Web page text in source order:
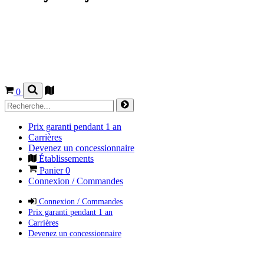
0
Prix garanti pendant 1 an
Carrières
Devenez un concessionnaire
Établissements
Panier0
Connexion / Commandes
Connexion / Commandes
Prix garanti pendant 1 an
Carrières
Devenez un concessionnaire